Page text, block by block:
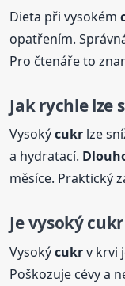
Dieta při vysokém
opatřením.
Pro čtenáře to
Jak rychle lze
Vysokýcukr lze
a hydratací.
měsíce. Praktický
Je vysokýcukr
Vysokýcukrv krvi
Poškozuje cévy a